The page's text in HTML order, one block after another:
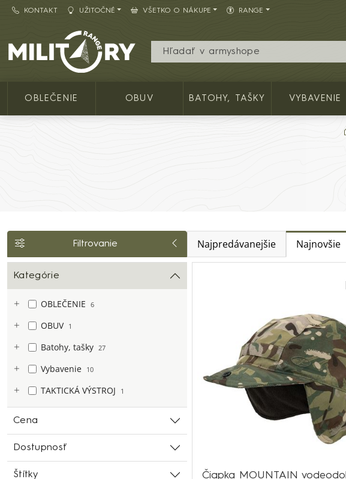
KONTAKT UŽITOČNÉ VŠETKO O NÁKUPE RANGE
Army shop MILITARY RANGE SK
OBLEČENIE OBUV BATOHY, TAŠKY VYBAVENIE
Filtrovanie Najpredávanejšie Najnovšie
Kategórie
OBLEČENIE 6
OBUV 1
Batohy, tašky 27
Vybavenie 10
TAKTICKÁ VÝSTROJ 1
Cena
Dostupnosť
Štítky
Čiapka MOUNTAIN